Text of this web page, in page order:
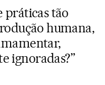
práticas tão
humana,
ignoradas?”